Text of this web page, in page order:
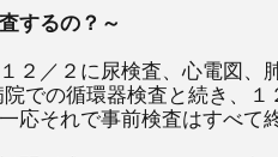
なに検査する
２／２に尿検査、心電図、
での循環器検査と続き、
応それで事前検査はすべて